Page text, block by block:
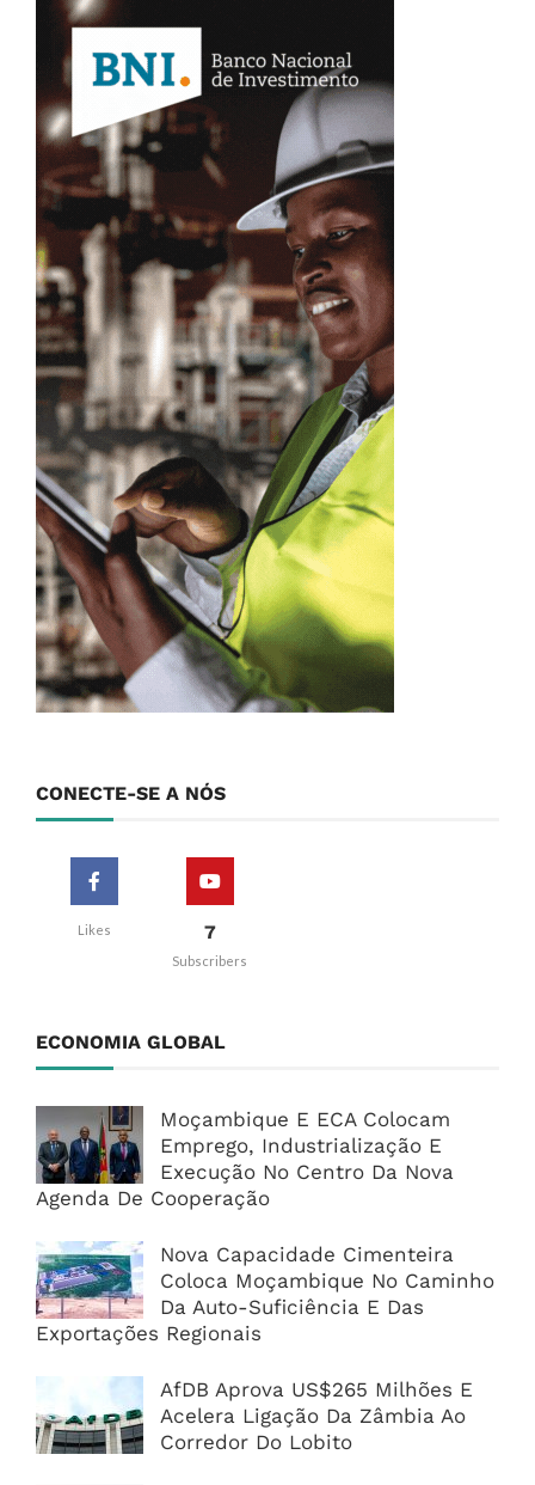
CONECTE-SE A NÓS
Likes 7
Subscribers
ECONOMIA GLOBAL
Moçambique E ECA Colocam
Emprego, Industrialização E
Execução No Centro Da Nova
Agenda De Cooperação
Nova Capacidade Cimenteira
Coloca Moçambique No Caminho
Da Auto-Suficiência E Das
Exportações Regionais
AfDB Aprova US$265 Milhões E
Acelera Ligação Da Zâmbia Ao
Corredor Do Lobito